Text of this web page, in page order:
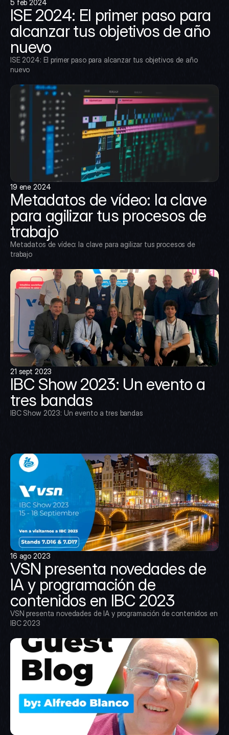
5 feb 2024
ISE 2024: El primer paso para
alcanzar tus objetivos de año
nuevo
ISE 2024: El primer paso para alcanzar tus objetivos de año
nuevo
19 ene 2024
Metadatos de vídeo: la clave
para agilizar tus procesos de
trabajo
Metadatos de vídeo: la clave para agilizar tus procesos de
trabajo
21 sept 2023
IBC Show 2023: Un evento a
tres bandas
IBC Show 2023: Un evento a tres bandas
16 ago 2023
VSN presenta novedades de
IA y programación de
contenidos en IBC 2023
VSN presenta novedades de IA y programación de contenidos en
IBC 2023